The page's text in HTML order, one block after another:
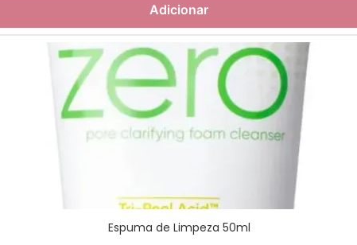
Adicionar
Espuma de Limpeza 50ml